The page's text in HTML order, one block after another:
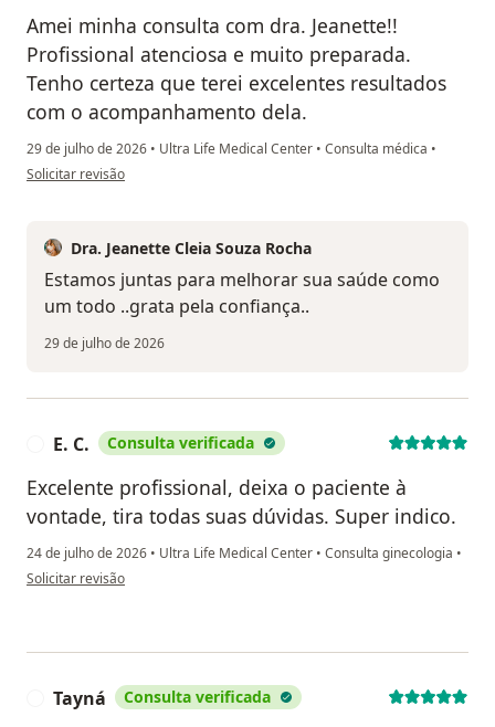
Amei minha consulta com dra. Jeanette!!
Profissional atenciosa e muito preparada.
Tenho certeza que terei excelentes resultados
com o acompanhamento dela.
29 de julho de 2026 • Ultra Life Medical Center • Consulta médica •
na opinião do utilizador Amanda
Solicitar revisão
Dra. Jeanette Cleia Souza Rocha
Estamos juntas para melhorar sua saúde como
um todo ..grata pela confiança..
29 de julho de 2026
E. C. Consulta verificada
Excelente profissional, deixa o paciente à
vontade, tira todas suas dúvidas. Super indico.
24 de julho de 2026 • Ultra Life Medical Center • Consulta ginecologia •
na opinião do utilizador E. C.
Solicitar revisão
Tayná Consulta verificada